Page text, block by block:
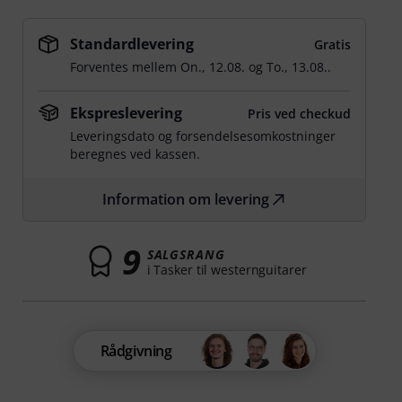
Standardlevering
Gratis
Forventes mellem On., 12.08. ogTo., 13.08..
Ekspreslevering
Pris ved checkud
Leveringsdato og forsendelsesomkostninger
beregnes ved kassen.
Information om levering
9 SALGSRANG
i Tasker til westernguitarer
Rådgivning